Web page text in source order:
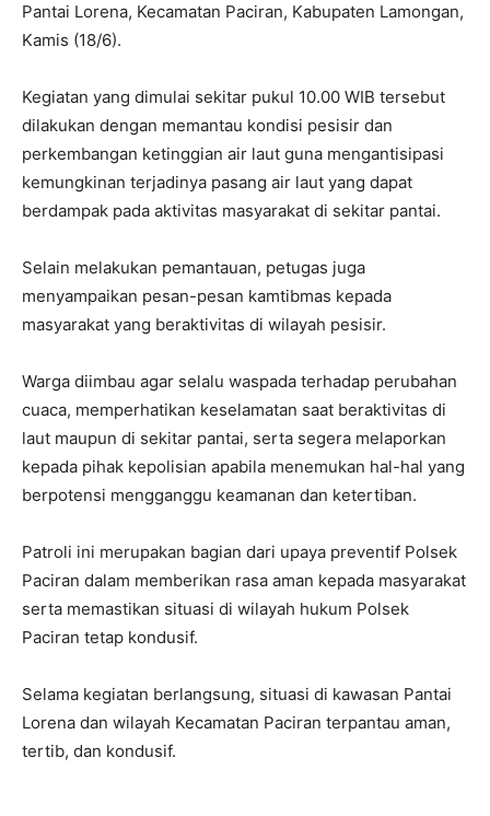
Pantai Lorena, Kecamatan Paciran, Kabupaten Lamongan,
Kamis (18/6).
Kegiatan yang dimulai sekitar pukul 10.00 WIB tersebut
dilakukan dengan memantau kondisi pesisir dan
perkembangan ketinggian air laut guna mengantisipasi
kemungkinan terjadinya pasang air laut yang dapat
berdampak pada aktivitas masyarakat di sekitar pantai.
Selain melakukan pemantauan, petugas juga
menyampaikan pesan-pesan kamtibmas kepada
masyarakat yang beraktivitas di wilayah pesisir.
Warga diimbau agar selalu waspada terhadap perubahan
cuaca, memperhatikan keselamatan saat beraktivitas di
laut maupun di sekitar pantai, serta segera melaporkan
kepada pihak kepolisian apabila menemukan hal-hal yang
berpotensi mengganggu keamanan dan ketertiban.
Patroli ini merupakan bagian dari upaya preventif Polsek
Paciran dalam memberikan rasa aman kepada masyarakat
serta memastikan situasi di wilayah hukum Polsek
Paciran tetap kondusif.
Selama kegiatan berlangsung, situasi di kawasan Pantai
Lorena dan wilayah Kecamatan Paciran terpantau aman,
tertib, dan kondusif.